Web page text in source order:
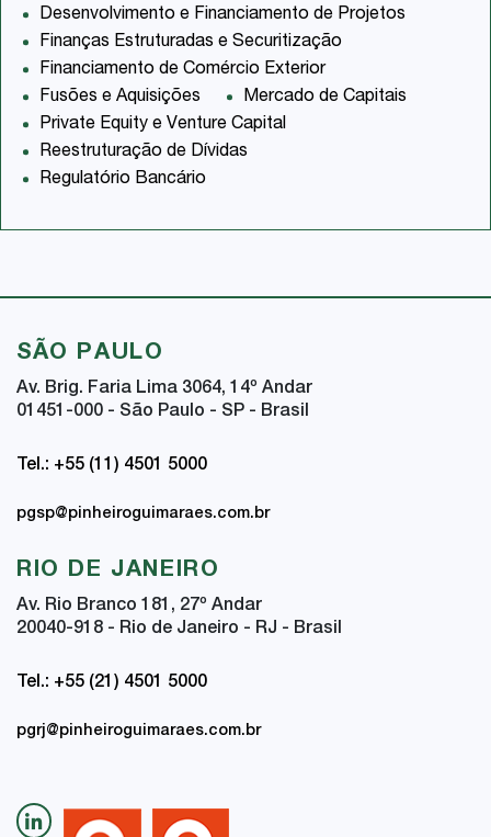
Desenvolvimento e Financiamento de Projetos
Finanças Estruturadas e Securitização
Financiamento de Comércio Exterior
Fusões e Aquisições
Mercado de Capitais
Private Equity e Venture Capital
Reestruturação de Dívidas
Regulatório Bancário
SÃO PAULO
Av. Brig. Faria Lima 3064, 14º Andar
01451-000 - São Paulo - SP - Brasil
Tel.: +55 (11) 4501 5000
pgsp@pinheiroguimaraes.com.br
RIO DE JANEIRO
Av. Rio Branco 181, 27º Andar
20040-918 - Rio de Janeiro - RJ - Brasil
Tel.: +55 (21) 4501 5000
pgrj@pinheiroguimaraes.com.br